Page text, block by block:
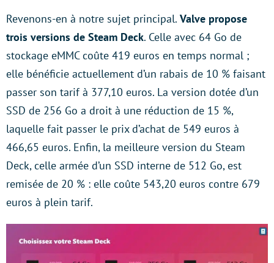
Revenons-en à notre sujet principal. Valve propose
trois versions de Steam Deck. Celle avec 64 Go de
stockage eMMC coûte 419 euros en temps normal ;
elle bénéficie actuellement d’un rabais de 10 % faisant
passer son tarif à 377,10 euros. La version dotée d’un
SSD de 256 Go a droit à une réduction de 15 %,
laquelle fait passer le prix d’achat de 549 euros à
466,65 euros. Enfin, la meilleure version du Steam
Deck, celle armée d’un SSD interne de 512 Go, est
remisée de 20 % : elle coûte 543,20 euros contre 679
euros à plein tarif.